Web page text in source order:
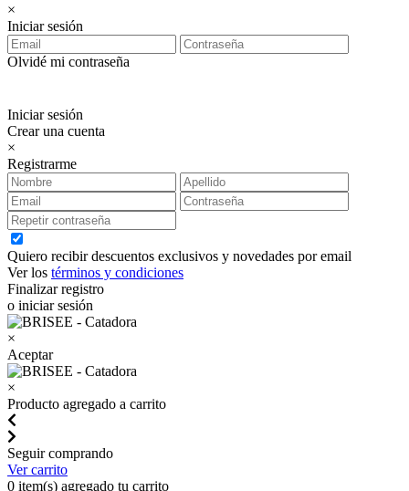
×
Iniciar sesión
Olvidé mi contraseña
Iniciar sesión
Crear una cuenta
×
Registrarme
Quiero recibir descuentos exclusivos y novedades por email
Ver los términos y condiciones
Finalizar registro
o iniciar sesión
×
Aceptar
×
Producto agregado a carrito
Seguir comprando
Ver carrito
0 item(s) agregado tu carrito